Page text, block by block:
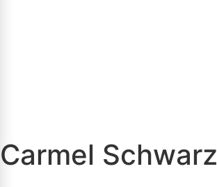
Carmel Schwarz